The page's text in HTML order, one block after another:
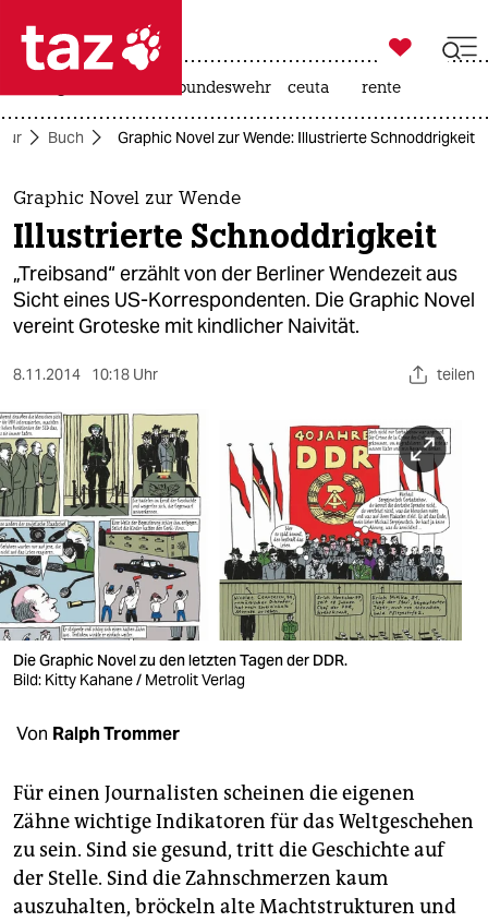
 taz zahl ich
taz zahl ich
themen
politik
öko
sport
berlin
nord
wahrheit
verlag
verlag
veranstaltungen
fragen & hilfe
unterstützen
abo

taz zahl ich
bundeswehr ceuta rente
Buch Graphic Novel zur Wende: Illustrierte Schnoddrigkeit
Graphic Novel zur Wende
Illustrierte Schnoddrigkeit
„Treibsand“ erzählt von der Berliner Wendezeit aus
Sicht eines US-Korrespondenten. Die Graphic Novel
vereint Groteske mit kindlicher Naivität.
8.11.2014 10:18 Uhr teilen
Die Graphic Novel zu den letzten Tagen der DDR.
Bild: Kitty Kahane / Metrolit Verlag
Von Ralph Trommer
Für einen Journalisten scheinen die eigenen
Zähne wichtige Indikatoren für das Weltgeschehen
zu sein. Sind sie gesund, tritt die Geschichte auf
der Stelle. Sind die Zahnschmerzen kaum
auszuhalten, bröckeln alte Machtstrukturen und